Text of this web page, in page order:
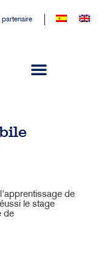
partenaire
de
le stage
de